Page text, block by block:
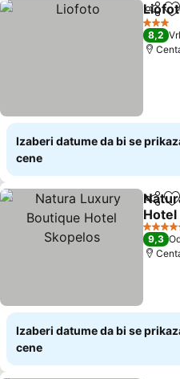
Deli
3
8,2
Izaberi datume da bi se
cene
Deli
Hotel
5
9,3
Izaberi datume da bi se
cene